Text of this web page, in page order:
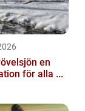
en
för alla ...